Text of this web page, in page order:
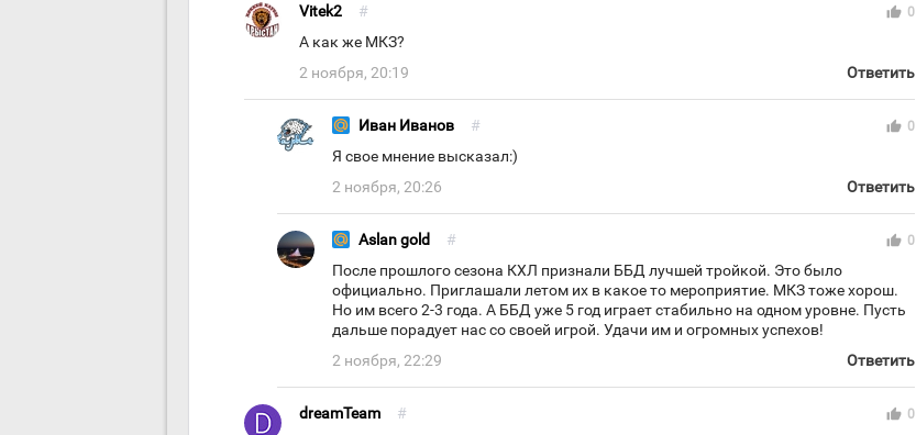
Vitek2 # thumb_up 0
А как же МКЗ?
2 ноября, 20:19
Ответить
Иван Иванов # thumb_up 0
Я свое мнение высказал:)
2 ноября, 20:26
Ответить
Aslan gold # thumb_up 0
После прошлого сезона КХЛ признали ББД лучшей тройкой. Это было
официально. Приглашали летом их в какое то мероприятие. МКЗ тоже хорош.
Но им всего 2-3 года. А ББД уже 5 год играет стабильно на одном уровне. Пусть
дальше порадует нас со своей игрой. Удачи им и огромных успехов!
2 ноября, 22:29
Ответить
dreamTeam # thumb_up 0